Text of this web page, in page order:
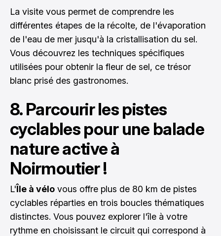
La visite vous permet de comprendre les
différentes étapes de la récolte, de l'évaporation
de l'eau de mer jusqu'à la cristallisation du sel.
Vous découvrez les techniques spécifiques
utilisées pour obtenir la fleur de sel, ce trésor
blanc prisé des gastronomes.
8. Parcourir les pistes
cyclables pour une balade
nature active à
Noirmoutier !
L'Île à vélo vous offre plus de 80 km de pistes
cyclables réparties en trois boucles thématiques
distinctes. Vous pouvez explorer l'île à votre
rythme en choisissant le circuit qui correspond à